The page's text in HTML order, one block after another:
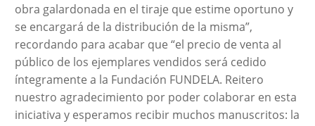
obra galardonada en el tiraje que estime oportuno y
se encargará de la distribución de la misma”,
recordando para acabar que “el precio de venta al
público de los ejemplares vendidos será cedido
íntegramente a la Fundación FUNDELA. Reitero
nuestro agradecimiento por poder colaborar en esta
iniciativa y esperamos recibir muchos manuscritos: la